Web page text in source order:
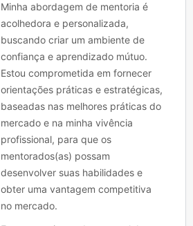
Minha abordagem de mentoria é
acolhedora e personalizada,
buscando criar um ambiente de
confiança e aprendizado mútuo.
Estou comprometida em fornecer
orientações práticas e estratégicas,
baseadas nas melhores práticas do
mercado e na minha vivência
profissional, para que os
mentorados(as) possam
desenvolver suas habilidades e
obter uma vantagem competitiva
no mercado.